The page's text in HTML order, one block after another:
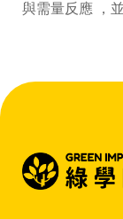
與需量反應 ，